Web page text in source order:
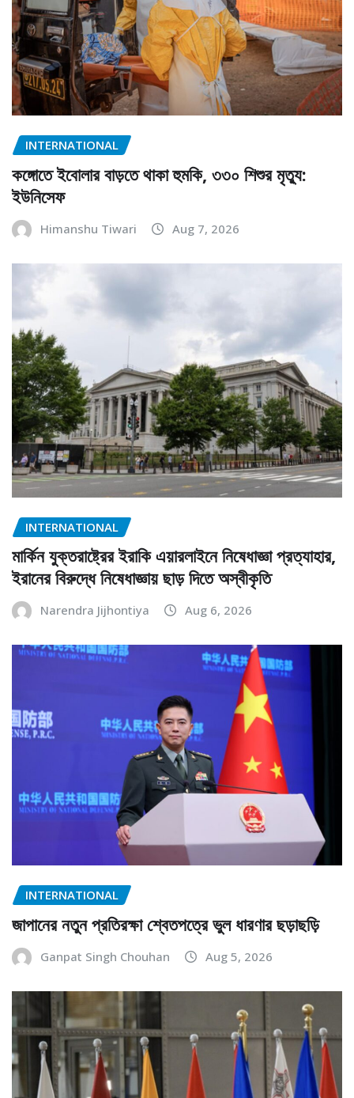
INTERNATIONAL
কঙ্গোতে ইবোলার বাড়তে থাকা হুমকি, ৩৩০ শিশুর মৃত্যু:
ইউনিসেফ
Himanshu Tiwari Aug 7, 2026
INTERNATIONAL
মার্কিন যুক্তরাষ্ট্রের ইরাকি এয়ারলাইনে নিষেধাজ্ঞা প্রত্যাহার,
ইরানের বিরুদ্ধে নিষেধাজ্ঞায় ছাড় দিতে অস্বীকৃতি
Narendra Jijhontiya Aug 6, 2026
INTERNATIONAL
জাপানের নতুন প্রতিরক্ষা শ্বেতপত্রে ভুল ধারণার ছড়াছড়ি
Ganpat Singh Chouhan Aug 5, 2026